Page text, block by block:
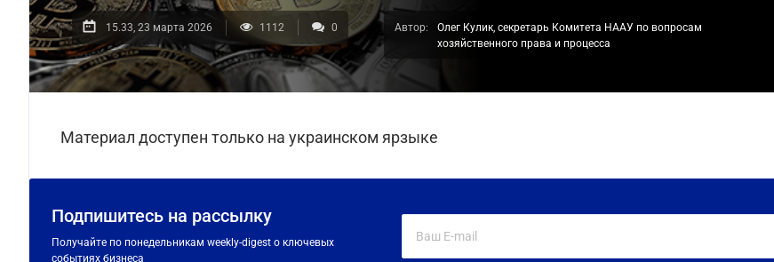
15.33, 23 марта 2026 1112 0 Автор:
Олег Кулик, секретарь Комитета НААУ по вопросам
хозяйственного права и процесса
Материал доступен только на украинском яpзыке
Подпишитесь на рассылку
Получайте по понедельникам weekly-digest о ключевых
событиях бизнеса